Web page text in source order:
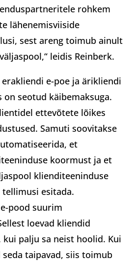
rohkem
lähenemisviiside
sest areng toimub ainult
leidis Reinberk.
e-poe ja ärikliendi
on seotud käibemaksuga.
ettevõtete lõikes
Samuti soovitakse
et
koormust ja et
klienditeeninduse
esitada.
pood suurim
loevad kliendid
palju sa neist hoolid. Kui
taipavad, siis toimub